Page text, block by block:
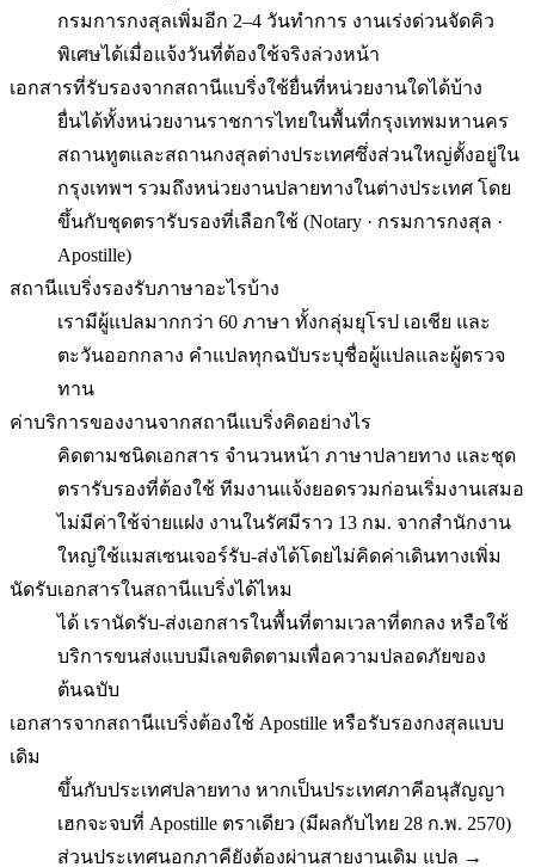
กรมการกงสุลเพิ่มอีก 2–4 วันทำการ งานเร่งด่วนจัดคิว
พิเศษได้เมื่อแจ้งวันที่ต้องใช้จริงล่วงหน้า
เอกสารที่รับรองจากสถานีแบริ่งใช้ยื่นที่หน่วยงานใดได้บ้าง
ยื่นได้ทั้งหน่วยงานราชการไทยในพื้นที่กรุงเทพมหานคร
สถานทูตและสถานกงสุลต่างประเทศซึ่งส่วนใหญ่ตั้งอยู่ใน
กรุงเทพฯ รวมถึงหน่วยงานปลายทางในต่างประเทศ โดย
ขึ้นกับชุดตรารับรองที่เลือกใช้ (Notary · กรมการกงสุล ·
Apostille)
สถานีแบริ่งรองรับภาษาอะไรบ้าง
เรามีผู้แปลมากกว่า 60 ภาษา ทั้งกลุ่มยุโรป เอเชีย และ
ตะวันออกกลาง คำแปลทุกฉบับระบุชื่อผู้แปลและผู้ตรวจ
ทาน
ค่าบริการของงานจากสถานีแบริ่งคิดอย่างไร
คิดตามชนิดเอกสาร จำนวนหน้า ภาษาปลายทาง และชุด
ตรารับรองที่ต้องใช้ ทีมงานแจ้งยอดรวมก่อนเริ่มงานเสมอ
ไม่มีค่าใช้จ่ายแฝง งานในรัศมีราว 13 กม. จากสำนักงาน
ใหญ่ใช้แมสเซนเจอร์รับ-ส่งได้โดยไม่คิดค่าเดินทางเพิ่ม
นัดรับเอกสารในสถานีแบริ่งได้ไหม
ได้ เรานัดรับ-ส่งเอกสารในพื้นที่ตามเวลาที่ตกลง หรือใช้
บริการขนส่งแบบมีเลขติดตามเพื่อความปลอดภัยของ
ต้นฉบับ
เอกสารจากสถานีแบริ่งต้องใช้ Apostille หรือรับรองกงสุลแบบ
เดิม
ขึ้นกับประเทศปลายทาง หากเป็นประเทศภาคีอนุสัญญา
เฮกจะจบที่ Apostille ตราเดียว (มีผลกับไทย 28 ก.พ. 2570)
ส่วนประเทศนอกภาคียังต้องผ่านสายงานเดิม แปล →